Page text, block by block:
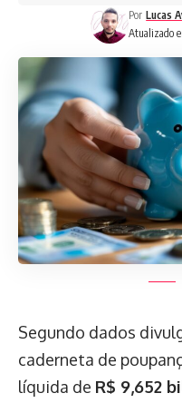
Atualizado
Por Lucas
Segundo dados
caderneta de
líquida de R$ 9,652